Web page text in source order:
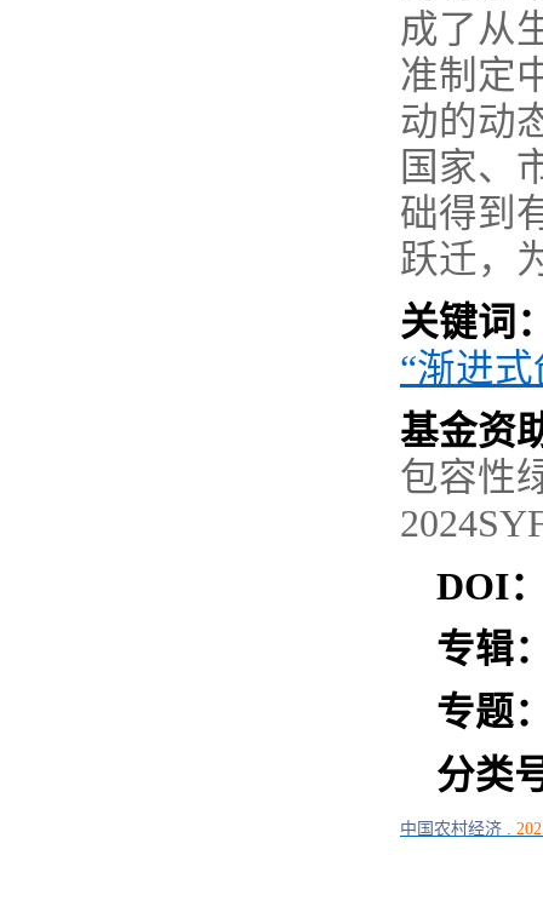
成了从
准制定
动的动
国家、
础得到
跃迁，
关键词
“渐进式
基金资
包容性
DOI
专辑
专题
分类
中国农村经济 .